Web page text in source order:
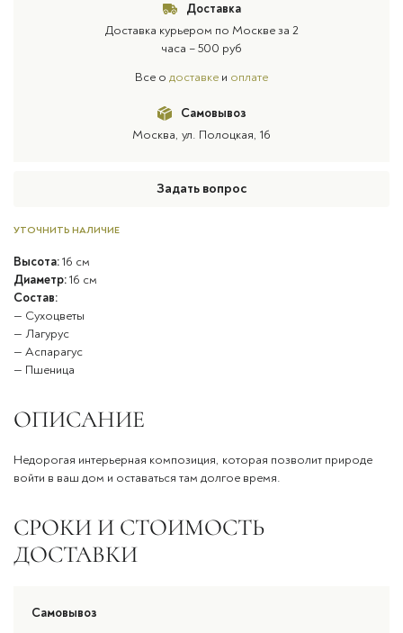
Доставка
Доставка курьером по Москве за 2
часа – 500 руб
Все о доставке и оплате
Самовывоз
Москва, ул. Полоцкая, 16
УТОЧНИТЬ НАЛИЧИЕ
Высота:16 см
Диаметр:16 см
Состав:
— Сухоцветы
— Лагурус
— Аспарагус
— Пшеница
Задать вопрос
ОПИСАНИЕ
Недорогая интерьерная композиция, которая позволит природе
войти в ваш дом и оставаться там долгое время.
СРОКИ И СТОИМОСТЬ
ДОСТАВКИ
Самовывоз